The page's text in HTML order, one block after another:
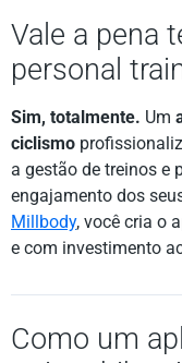
Vale a pena
personal
Sim, totalmente. Um
ciclismo
a gestão de treinos e
engajamento dos
Millbody, você cria o
e com investimento
Como um